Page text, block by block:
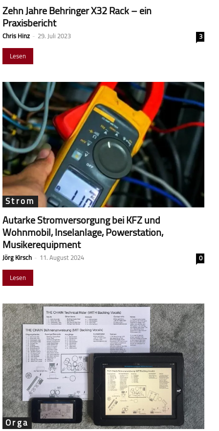
Zehn Jahre Behringer X32 Rack – ein
Praxisbericht
Chris Hinz - 29. Juli 2023
3
Lesen
Strom
Autarke Stromversorgung bei KFZ und
Wohnmobil, Inselanlage, Powerstation,
Musikerequipment
Jörg Kirsch - 11. August 2024
0
Lesen
Orga